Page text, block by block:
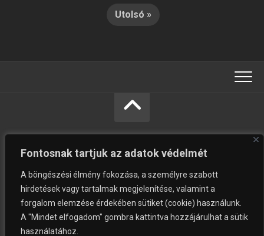
Fontosnak tartjuk az adatok védelmét
A böngészési élmény fokozása, a személyre szabott
hirdetések vagy tartalmak megjelenítése, valamint a
forgalom elemzése érdekében sütiket (cookie) használunk.
A "Mindet elfogadom" gombra kattintva hozzájárulhat a sütik
használatához.
Utolsó »
Vásárolni jó © Minden jog fenntartva.